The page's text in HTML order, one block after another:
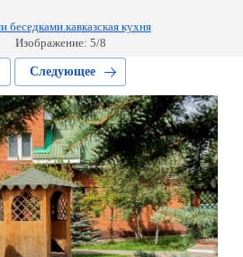
кухня
Изображение: 5/8
Следующее